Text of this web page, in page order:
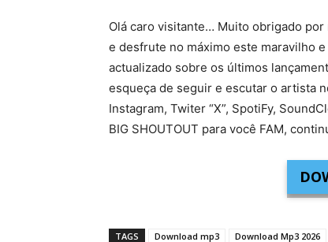
Olá caro visitante… Muito obrigado
e desfrute no máximo este maravilho
actualizado sobre os últimos
esqueça de seguir e escutar o artista
Instagram, Twiter “X”, SpotiFy,
BIG SHOUTOUT para você FAM,
TAGS Download mp3 Download Mp3 2026